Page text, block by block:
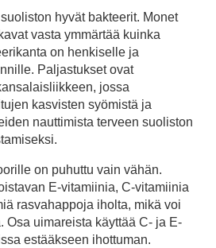
hyvät bakteerit. Monet
vasta ymmärtää kuinka
on henkiselle ja
Paljastukset ovat
jossa
kasvisten syömistä ja
nauttimista terveen suoliston
on puhuttu vain vähän.
E-vitamiinia, C-vitamiinia
rasvahappoja iholta, mikä voi
Osa uimareista käyttää C- ja E-
estääkseen ihottuman.